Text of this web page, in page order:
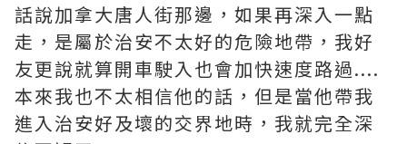
話說加拿大唐人街那邊，如果再深入一點
走，是屬於治安不太好的危險地帶，我好
友更說就算開車駛入也會加快速度路過....
本來我也不太相信他的話，但是當他帶我
進入治安好及壞的交界地時，我就完全深